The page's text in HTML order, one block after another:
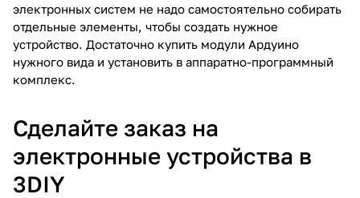
электронных систем не надо самостоятельно собирать
отдельные элементы, чтобы создать нужное
устройство. Достаточно купить модули Ардуино
нужного вида и установить в аппаратно-программный
комплекс.
Сделайте заказ на
электронные устройства в
3DIY